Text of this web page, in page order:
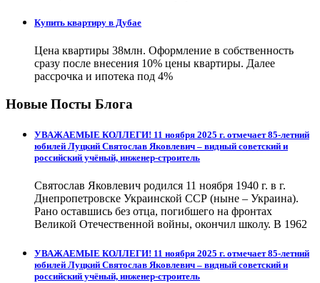
Купить квартиру в Дубае
Цена квартиры 38млн. Оформление в собственность
сразу после внесения 10% цены квартиры. Далее
рассрочка и ипотека под 4%
Новые Посты Блога
УВАЖАЕМЫЕ КОЛЛЕГИ! 11 ноября 2025 г. отмечает 85-летний
юбилей Луцкий Святослав Яковлевич – видный советский и
российский учёный, инженер-строитель
Святослав Яковлевич родился 11 ноября 1940 г. в г.
Днепропетровске Украинской ССР (ныне – Украина).
Рано оставшись без отца, погибшего на фронтах
Великой Отечественной войны, окончил школу. В 1962
УВАЖАЕМЫЕ КОЛЛЕГИ! 11 ноября 2025 г. отмечает 85-летний
юбилей Луцкий Святослав Яковлевич – видный советский и
российский учёный, инженер-строитель